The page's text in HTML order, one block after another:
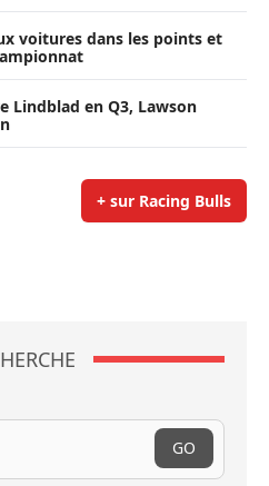
voitures dans les points et
Lindblad en Q3, Lawson
+ sur Racing Bulls
GO